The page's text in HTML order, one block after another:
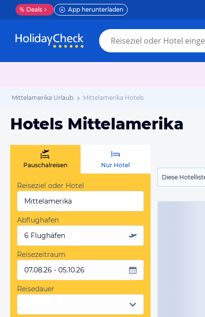
% Deals App herunterladen
Mittelamerika Urlaub Mittelamerika Hotels
Hotels Mittelamerika
Diese
Pauschalreisen Nur Hotel
Reiseziel oder Hotel
Mittelamerika
Abflughafen
6 Flughäfen
Reisezeitraum
07.08.26 - 05.10.26
Reisedauer